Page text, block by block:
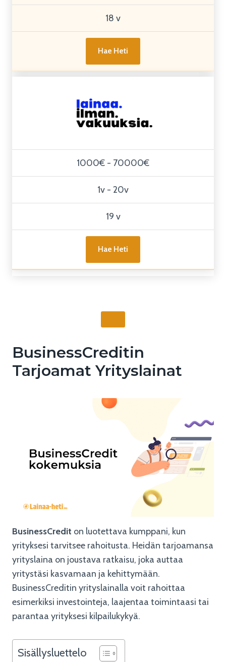
18 v
Hae Heti
1000€ - 70000€
1v - 20v
19 v
Hae Heti
BusinessCreditin
Tarjoamat Yrityslainat
BusinessCredit on luotettava kumppani, kun
yrityksesi tarvitsee rahoitusta. Heidän tarjoamansa
yrityslaina on joustava ratkaisu, joka auttaa
yritystäsi kasvamaan ja kehittymään.
BusinessCreditin yrityslainalla voit rahoittaa
esimerkiksi investointeja, laajentaa toimintaasi tai
parantaa yrityksesi kilpailukykyä.
Sisällysluettelo